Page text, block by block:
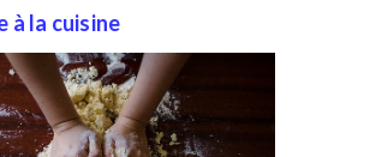
à la cuisine